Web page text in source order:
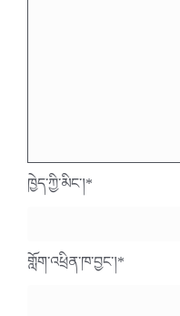
ཁྱེད་ཀྱི་མིང་།*
གློག་འཕྲིན་ཁ་བྱང་།*